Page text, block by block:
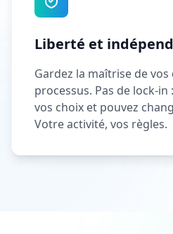
Liberté et
Gardez la maîtrise de
processus. Pas de lock-
vos choix et pouvez
Votre activité, vos règles.